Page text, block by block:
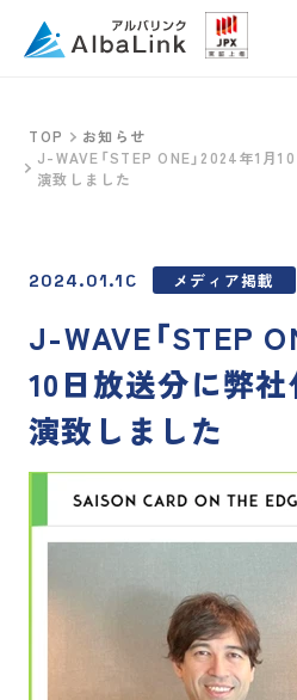
空き家・不動産を売りたい
共有持分
お客様の声
会社情報
経営陣紹介
TOP
お知らせ
J-WAVE「STEP ONE」2024年1月
演致しました
2024.01.10 メディア掲載
J-WAVE「STEP
10日放送分に弊
演致しました